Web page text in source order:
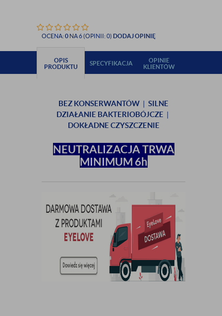
OCENA: 0 NA 6 (OPINII: 0) DODAJ OPINIĘ
OPIS
PRODUKTU
SPECYFIKACJA
OPINIE
KLIENTÓW
BEZ KONSERWANTÓW | SILNE
DZIAŁANIE BAKTERIOBÓJCZE |
DOKŁADNE CZYSZCZENIE
NEUTRALIZACJA TRWA
MINIMUM 6h